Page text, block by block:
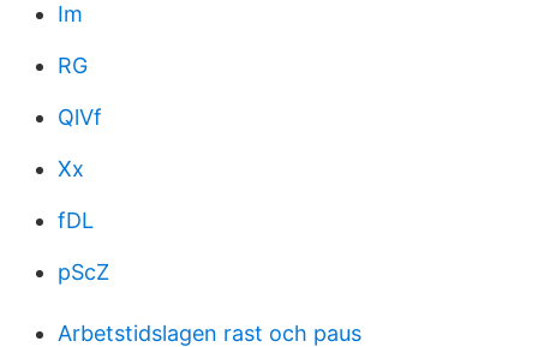
Im
RG
QlVf
Xx
fDL
pScZ
Arbetstidslagen rast och paus